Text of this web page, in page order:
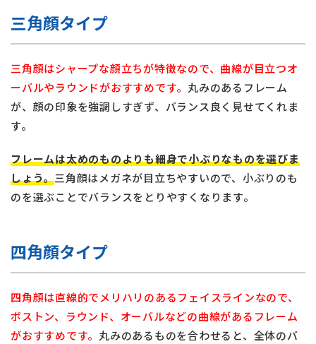
三角顔タイプ
三角顔はシャープな顔立ちが特徴なので、曲線が目立つオ
ーバルやラウンドがおすすめです。 丸みのあるフレーム
が、顔の印象を強調しすぎず、バランス良く見せてくれま
す。
フレームは太めのものよりも細身で小ぶりなものを選びま
しょう。三角顔はメガネが目立ちやすいので、小ぶりのも
のを選ぶことでバランスをとりやすくなります。
四角顔タイプ
四角顔は直線的でメリハリのあるフェイスラインなので、
ボストン、ラウンド、オーバルなどの曲線があるフレーム
がおすすめです。 丸みのあるものを合わせると、全体のバ